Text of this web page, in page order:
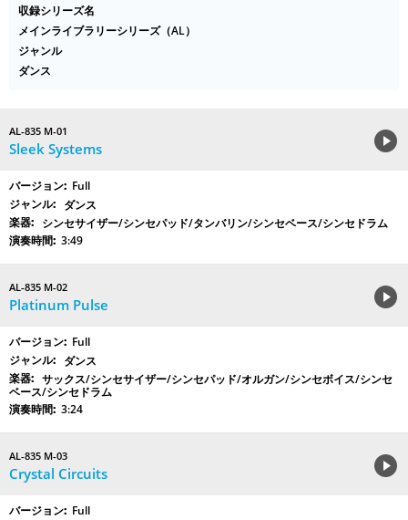
収録シリーズ名
メインライブラリーシリーズ（AL）
ジャンル
ダンス
AL-835 M-01
Sleek Systems
Full
ダンス
シンセサイザー/シンセパッド/タンバリン/シンセベース/シンセドラム
3:49
AL-835 M-02
Platinum Pulse
Full
ダンス
サックス/シンセサイザー/シンセパッド/オルガン/シンセボイス/シンセ
ベース/シンセドラム
3:24
AL-835 M-03
Crystal Circuits
Full